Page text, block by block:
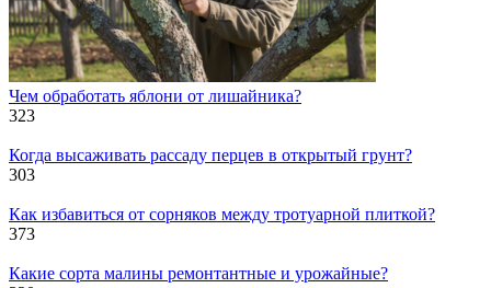
Чем обработать яблони от лишайника?
323
Когда высаживать рассаду перцев в открытый грунт?
303
Как избавиться от сорняков между тротуарной плиткой?
373
Какие сорта малины ремонтантные и урожайные?